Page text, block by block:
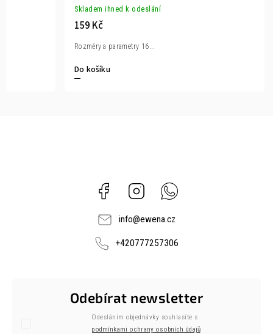
Skladem ihned k odeslání
159 Kč
Do košíku
Rozměry a parametry 16...
Facebook Instagram
info@ewena.cz
+420777257306
Odebírat newsletter
Odesláním objednávky souhlasíte s
podmínkami ochrany osobních údajů